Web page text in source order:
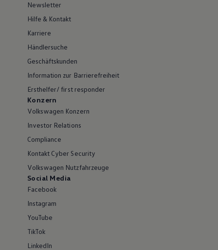
Newsletter
Hilfe & Kontakt
Karriere
Händlersuche
Geschäftskunden
Information zur Barrierefreiheit
Ersthelfer/ first responder
Konzern
Volkswagen Konzern
Investor Relations
Compliance
Kontakt Cyber Security
Volkswagen Nutzfahrzeuge
Social Media
Facebook
Instagram
YouTube
TikTok
LinkedIn